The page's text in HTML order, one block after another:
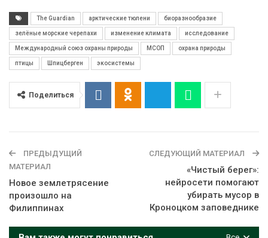
The Guardian арктические тюлени биоразнообразие
зелёные морские черепахи изменение климата исследование
Международный союз охраны природы МСОП охрана природы
птицы Шпицберген экосистемы
Поделиться
ПРЕДЫДУЩИЙ
МАТЕРИАЛ
Новое землетрясение
произошло на
Филиппинах
СЛЕДУЮЩИЙ МАТЕРИАЛ
«Чистый берег»:
нейросети помогают
убирать мусор в
Кроноцком заповеднике